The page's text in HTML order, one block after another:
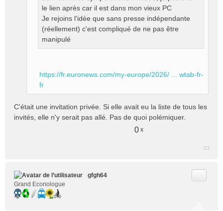
le lien après car il est dans mon vieux PC
Je rejoins l'idée que sans presse indépendante
(réellement) c'est compliqué de ne pas être
manipulé
https://fr.euronews.com/my-europe/2026/ ... wtab-fr-
fr
C'était une invitation privée. Si elle avait eu la liste de tous les
invités, elle n'y serait pas allé. Pas de quoi polémiquer.
0 x
gfgh64
Grand Econologue